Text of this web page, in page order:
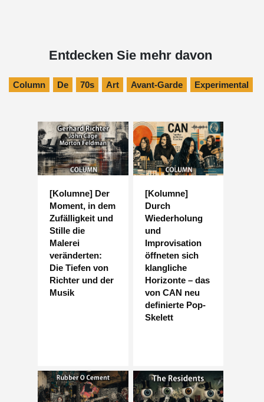
Entdecken Sie mehr davon
Column De 70s Art Avant-Garde Experimental
[Kolumne] Der
Moment, in dem
Zufälligkeit und
Stille die
Malerei
veränderten:
Die Tiefen von
Richter und der
Musik
[Kolumne]
Durch
Wiederholung
und
Improvisation
öffneten sich
klangliche
Horizonte – das
von CAN neu
definierte Pop-
Skelett